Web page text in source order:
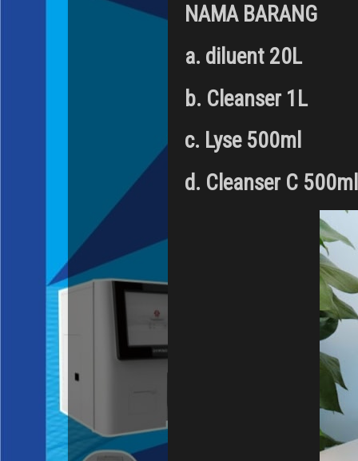
NAMA BARANG
a. diluent 20L
b. Cleanser 1L
c. Lyse 500ml
d. Cleanser C